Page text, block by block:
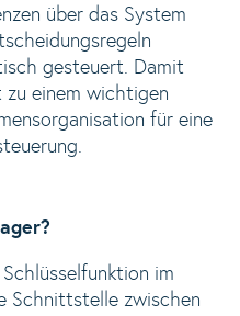
über das System
gesteuert. Damit
zu einem wichtigen
für eine
im
Schnittstelle zwischen